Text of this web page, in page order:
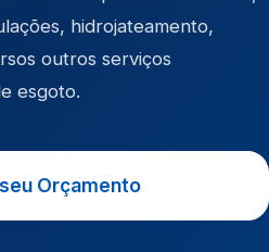
hidrojateamento,
outros serviços
esgoto.
Orçamento